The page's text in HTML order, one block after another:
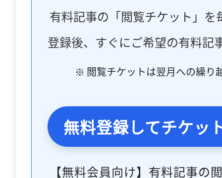
有料記事の「閲覧チケット」
登録後、すぐにご希望の有料記
※ 閲覧チケットは翌月への繰り
無料登録してチケッ
【無料会員向け】有料記事の